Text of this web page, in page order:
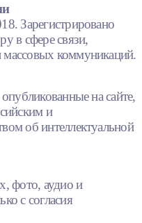
Зарегистрировано
в сфере связи,
коммуникаций.
на сайте,
и
об интеллектуальной
фото, аудио и
с согласия